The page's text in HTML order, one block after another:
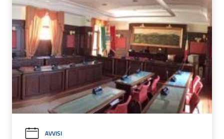
AVVISI